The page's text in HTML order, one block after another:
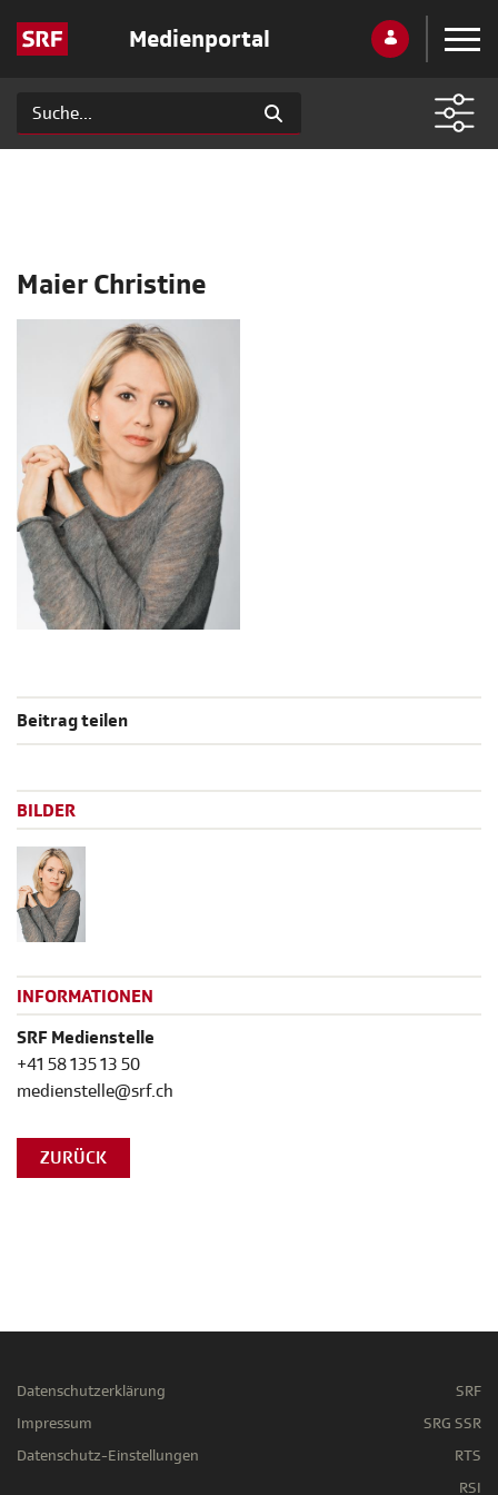
Medienportal
Maier Christine
Beitrag teilen
BILDER
INFORMATIONEN
SRF Medienstelle
+41 58 135 13 50
medienstelle@srf.ch
ZURÜCK
Datenschutzerklärung
Impressum
Datenschutz-Einstellungen
SRF
SRG SSR
RTS
RSI